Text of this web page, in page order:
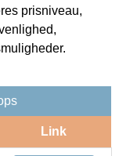
prisniveau,
Link